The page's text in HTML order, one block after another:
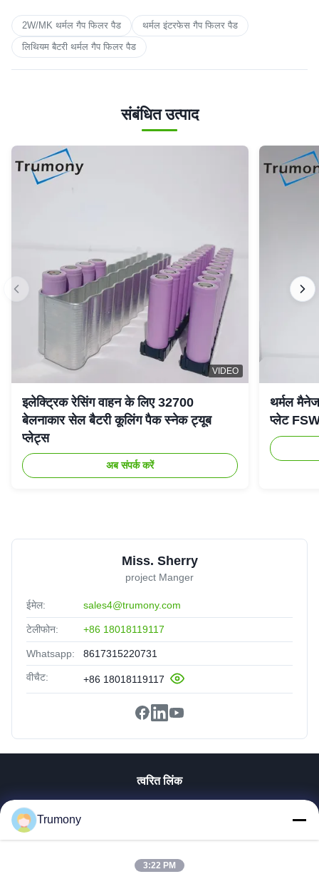
2W/MK थर्मल गैप फिलर पैड
थर्मल इंटरफेस गैप फिलर पैड
लिथियम बैटरी थर्मल गैप फिलर पैड
संबंधित उत्पाद
VIDEO
इलेक्ट्रिक रेसिंग वाहन के लिए 32700
बेलनाकार सेल बैटरी कूलिंग पैक स्नेक ट्यूब
प्लेट्स
अब संपर्क करें
थर्मल
प्लेट
Miss. Sherry
project Manger
ईमेल: sales4@trumony.com
टेलीफोन: +86 18018119117
Whatsapp: 8617315220731
वीचैट: +86 18018119117
त्वरित लिंक
वीडियो
हमारे बारे में
Trumony
3:22 PM